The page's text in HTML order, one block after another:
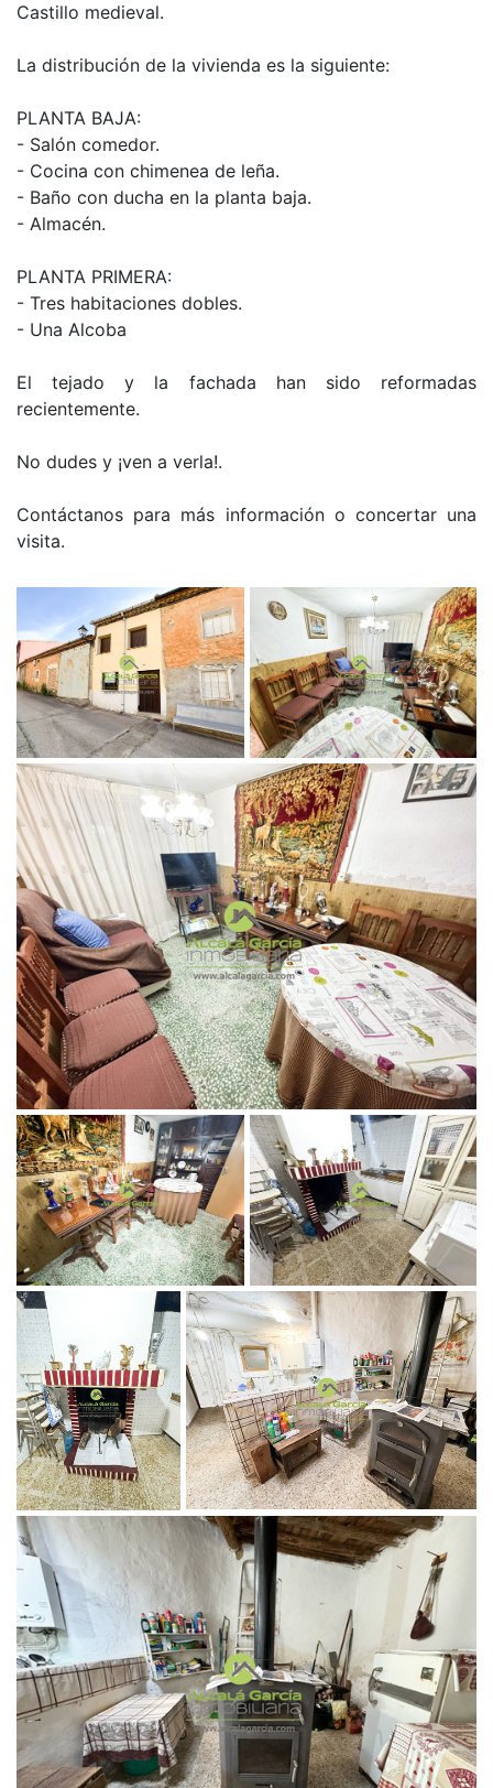
Castillo medieval.
La distribución de la vivienda es la siguiente:
PLANTA BAJA:
- Salón comedor.
- Cocina con chimenea de leña.
- Baño con ducha en la planta baja.
- Almacén.
PLANTA PRIMERA:
- Tres habitaciones dobles.
- Una Alcoba
El tejado y la fachada han sido reformadas
recientemente.
No dudes y ¡ven a verla!.
Contáctanos para más información o concertar una
visita.